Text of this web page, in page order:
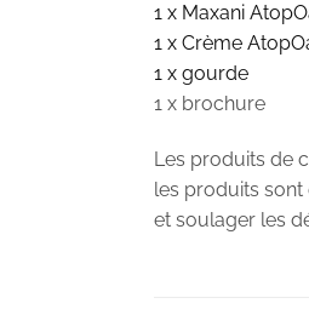
1 x Maxani
1 x Crème
1 x gourde
1 x brochure
Les produits de
les produits
et soulager les